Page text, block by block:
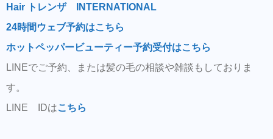
Hair トレンザ INTERNATIONAL
24時間ウェブ予約はこちら
ホットペッパービューティー予約受付はこちら
LINEでご予約、または髪の毛の相談や雑談もしておりま
す。
LINE IDはこちら